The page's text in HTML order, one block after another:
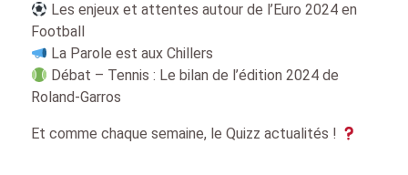
Les enjeux et attentes autour de l’Euro 2024 en
Football
La Parole est aux Chillers
Débat – Tennis : Le bilan de l’édition 2024 de
Roland-Garros
Et comme chaque semaine, le Quizz actualités !